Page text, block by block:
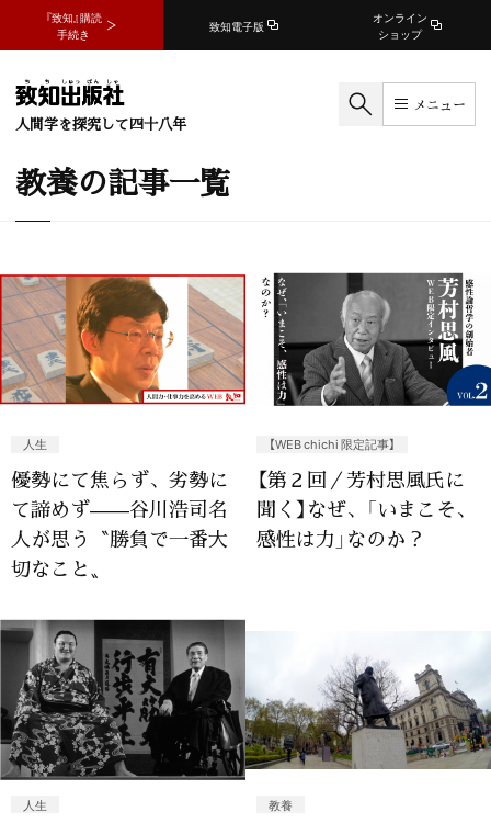
『致知』購読
手続き
致知電子版
オンライン
ショップ
人間学を探究して四十八年
メニュー
教養の記事一覧
人生
優勢にて焦らず、劣勢に
て諦めず——谷川浩司名
人が思う〝勝負で一番大
切なこと〟
【WEB chichi 限定記事】
【第２回／芳村思風氏に
聞く】なぜ、「いまこそ、
感性は力」なのか？
人生 教養